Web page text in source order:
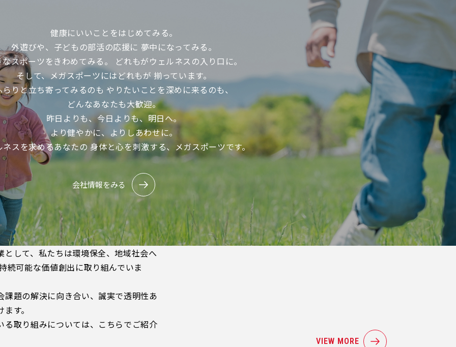
健康にいいことをはじめてみる。
外遊びや、子どもの部活の応援に 夢中になってみる。
スポーツをきわめてみる。
どれもがウェルネスの入り口に。
そして、メガスポーツにはどれもが揃っています。
らりと立ち寄ってみるのもやりたいことを深めに来るのも、
どんなあなたも大歓迎。
昨日よりも、今日よりも、明日へ。
より健やかに、よりしあわせに。
ネスを求めるあなたの身体と心を刺激する、メガスポーツです。
会社情報をみる
として、私たちは環境保全、地域社会へ
続可能な価値創出に取り組んでいま
課題の解決に向き合い、誠実で透明性あ
す。
る取り組みについては、こちらでご紹介
VIEW MORE